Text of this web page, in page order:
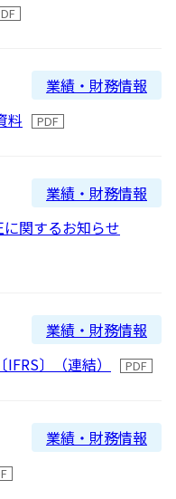
한국어
2020
2017
2016
2013
2012
業績・財務情報
料
業績・財務情報
関するお知らせ
業績・財務情報
〕（連結）
業績・財務情報